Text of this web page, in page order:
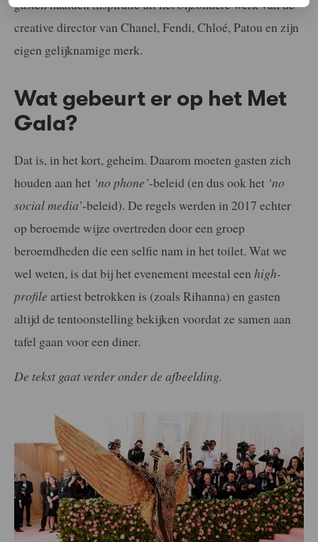
gasten haalden inspiratie uit het bijzondere werk van de
creative director van Chanel, Fendi, Chloé, Patou en zijn
eigen gelijknamige merk.
Wat gebeurt er op het Met
Gala?
Dat is, in het kort, geheim. Daarom moeten gasten zich
houden aan het ‘no phone’-beleid (en dus ook het ‘no
social media’-beleid). De regels werden in 2017 echter
op beroemde wijze overtreden door een groep
beroemdheden die een selfie nam in het toilet. Wat we
wel weten, is dat bij het evenement meestal een high-
profile artiest betrokken is (zoals Rihanna) en gasten
altijd de tentoonstelling bekijken voordat ze samen aan
tafel gaan voor een diner.
De tekst gaat verder onder de afbeelding.